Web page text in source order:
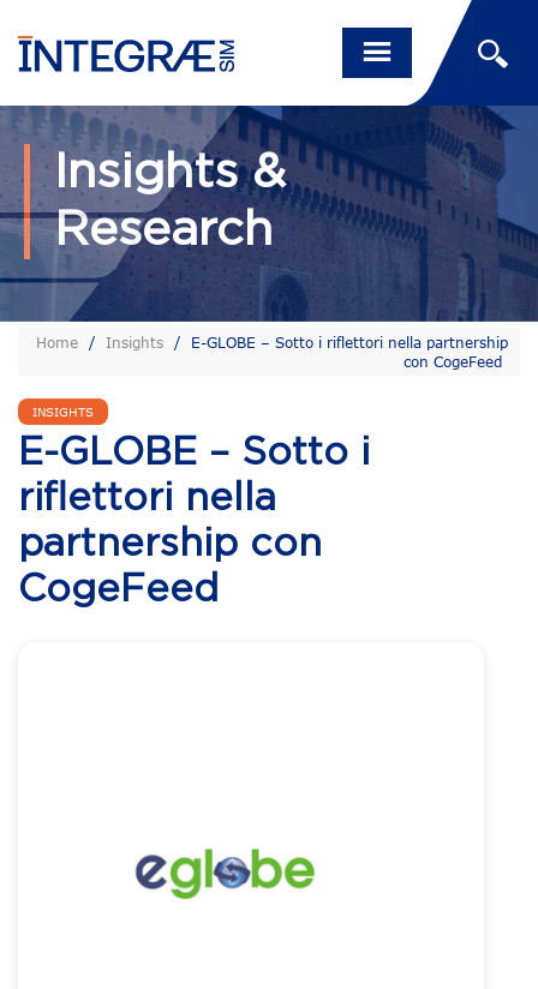
Insights &
Research
Home / Insights /
E-GLOBE – Sotto i riflettori nella partnership
con CogeFeed
INSIGHTS
E-GLOBE – Sotto i
riflettori nella
partnership con
CogeFeed